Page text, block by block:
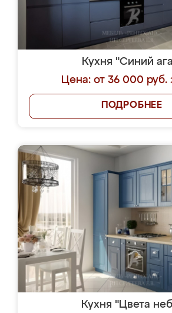
Кухня "Синий
Цена: от 36 000 руб.
ПОДРОБНЕЕ
Кухня "Цвета